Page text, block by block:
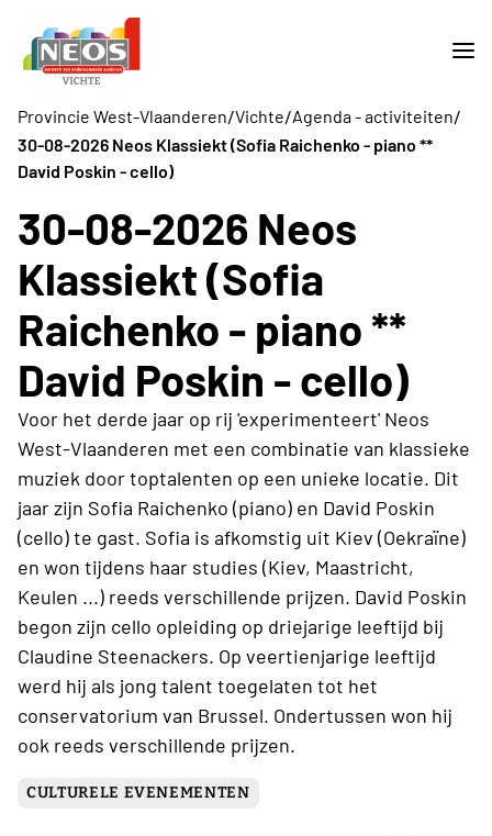
Provincie West-Vlaanderen/Vichte/Agenda - activiteiten/
30-08-2026 Neos Klassiekt (Sofia Raichenko - piano **
David Poskin - cello)
30-08-2026 Neos
Klassiekt (Sofia
Raichenko - piano **
David Poskin - cello)
Voor het derde jaar op rij 'experimenteert' Neos
West-Vlaanderen met een combinatie van klassieke
muziek door toptalenten op een unieke locatie. Dit
jaar zijn Sofia Raichenko (piano) en David Poskin
(cello) te gast. Sofia is afkomstig uit Kiev (Oekraïne)
en won tijdens haar studies (Kiev, Maastricht,
Keulen ...) reeds verschillende prijzen. David Poskin
begon zijn cello opleiding op driejarige leeftijd bij
Claudine Steenackers. Op veertienjarige leeftijd
werd hij als jong talent toegelaten tot het
conservatorium van Brussel. Ondertussen won hij
ook reeds verschillende prijzen.
CULTURELE EVENEMENTEN